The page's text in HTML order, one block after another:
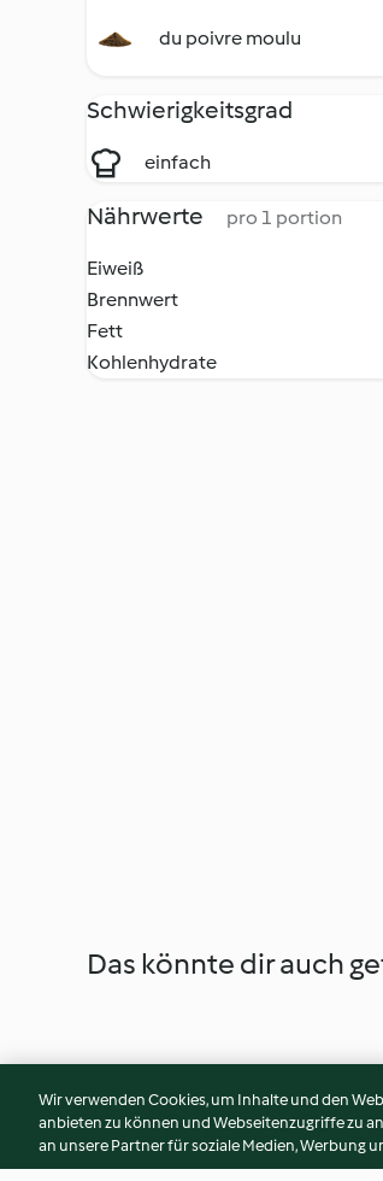
du poivre moulu
Schwierigkeitsgrad
einfach
Nährwerte pro 1 portion
Eiweiß
Brennwert
Fett
Kohlenhydrate
Das könnte dir auch
Wir verwenden Cookies, um Inhalte und den
anbieten zu können und Webseitenzugriffe zu
an unsere Partner für soziale Medien, Werbung